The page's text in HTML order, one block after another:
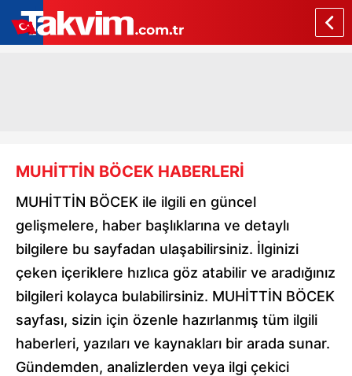
MUHİTTİN BÖCEK HABERLERİ
MUHİTTİN BÖCEK ile ilgili en güncel
gelişmelere, haber başlıklarına ve detaylı
bilgilere bu sayfadan ulaşabilirsiniz. İlginizi
çeken içeriklere hızlıca göz atabilir ve aradığınız
bilgileri kolayca bulabilirsiniz. MUHİTTİN BÖCEK
sayfası, sizin için özenle hazırlanmış tüm ilgili
haberleri, yazıları ve kaynakları bir arada sunar.
Gündemden, analizlerden veya ilgi çekici